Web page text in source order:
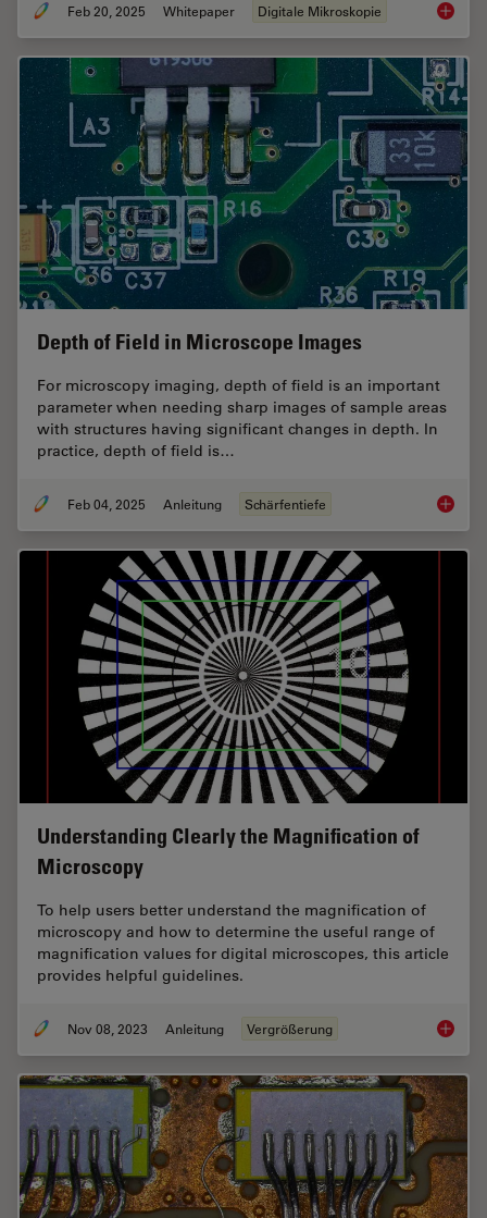
Feb 20, 2025 Whitepaper Digitale Mikroskopie
Depth of Field in Microscope Images
For microscopy imaging, depth of field is an important
parameter when needing sharp images of sample areas
with structures having significant changes in depth. In
practice, depth of field is…
Feb 04, 2025 Anleitung Schärfentiefe Depth
Understanding Clearly the Magnification of
Microscopy
To help users better understand the magnification of
microscopy and how to determine the useful range of
magnification values for digital microscopes, this article
provides helpful guidelines.
Nov 08, 2023 Anleitung Vergrößerung